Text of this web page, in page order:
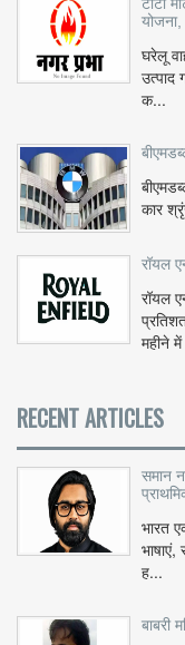
घरेलू
क...
कार
रॉयल
रॉयल
महीने
RECENT ARTICLES
समान
भारत
ह...
बाबरी